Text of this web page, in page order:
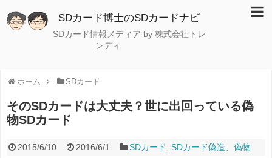
SDカード博士のSDカードナビ
SDカード情報メディア by 株式会社トレ
ンディ
ホーム SDカード
そのSDカードは大丈夫？世に出回っている偽
物SDカード
2015/6/10 2016/6/1 SDカード SDカード偽造、偽物